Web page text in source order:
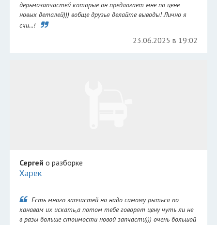
дерьмозапчастей которые он предлогает мне по цене
новых деталей))) вобще друзья делайте выводы! Лично я
счи...!
23.06.2025 в 19:02
Сергей о разборке
Харек
Есть много запчастей но надо самому рыться по
канавам их искать,а потом тебе говорят цену чуть ли не
в разы больше стоимости новой запчасти))) очень большой